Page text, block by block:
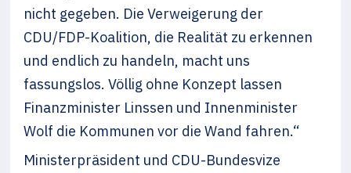
nicht gegeben. Die Verweigerung der
CDU/FDP-Koalition, die Realität zu erkennen
und endlich zu handeln, macht uns
fassungslos. Völlig ohne Konzept lassen
Finanzminister Linssen und Innenminister
Wolf die Kommunen vor die Wand fahren.“
Ministerpräsident und CDU-Bundesvize